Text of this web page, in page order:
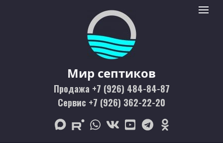
Мир септиков logo
Мир септиков
Продажа +7 (926) 484-84-87
Сервис +7 (926) 362-22-20
max rutubewhatsapp
vk youtubetelegramodnoklassniki
Toggle